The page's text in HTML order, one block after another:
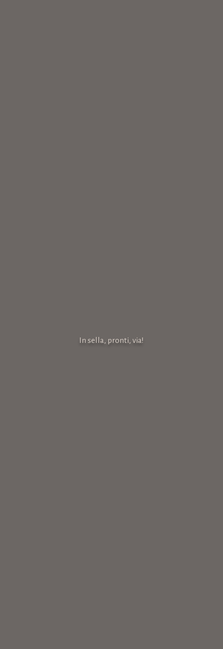
In sella, pronti, via!